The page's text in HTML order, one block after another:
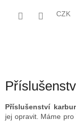
CZK
Příslušenství
jej opravit. Máme